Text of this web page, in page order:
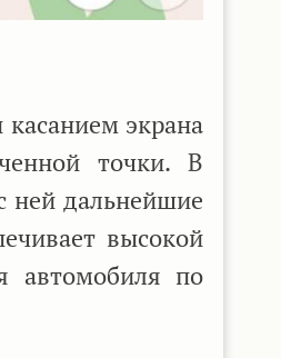
экрана
точки. В
ней дальнейшие
высокой
автомобиля по